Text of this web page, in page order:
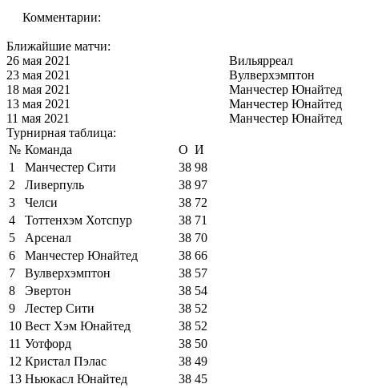
Комментарии:
Ближайшие матчи:
26 мая 2021
Вильярреал
23 мая 2021
Вулверхэмптон
18 мая 2021
Манчестер Юнайтед
13 мая 2021
Манчестер Юнайтед
11 мая 2021
Манчестер Юнайтед
Турнирная таблица:
№ Команда О И
1
Манчестер Сити 38 98
2
Ливерпуль 38 97
3
Челси 38 72
4
Тоттенхэм Хотспур 38 71
5
Арсенал 38 70
6
Манчестер Юнайтед 38 66
7
Вулверхэмптон 38 57
8
Эвертон 38 54
9
Лестер Сити 38 52
10 Вест Хэм Юнайтед 38 52
11 Уотфорд 38 50
12 Кристал Пэлас 38 49
13 Ньюкасл Юнайтед 38 45